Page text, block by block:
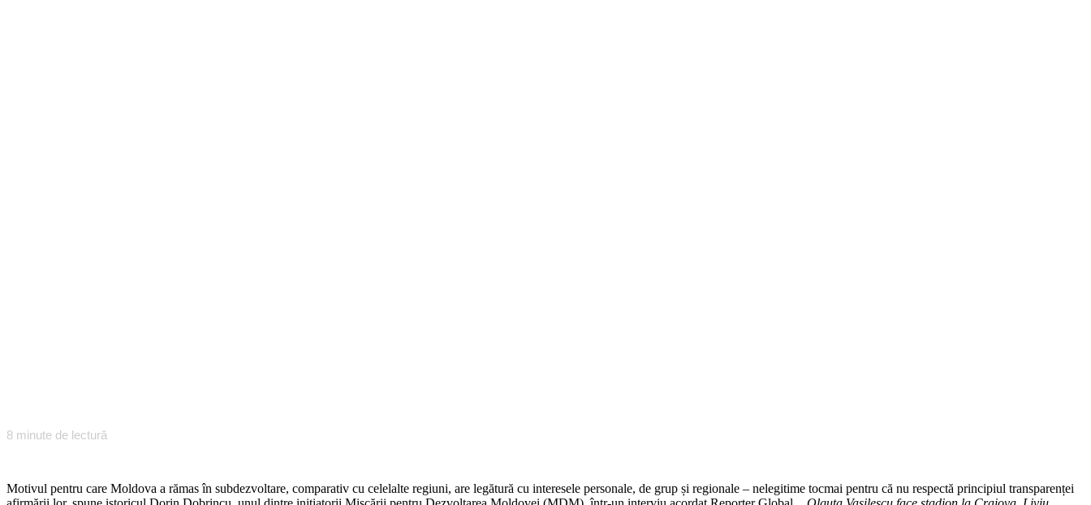
8 minute de lectură
Motivul pentru care Moldova a rămas în subdezvoltare, comparativ cu celelalte regiuni, are legătură cu interesele personale, de grup și regionale – nelegitime tocmai pentru că nu respectă principiul transparenței